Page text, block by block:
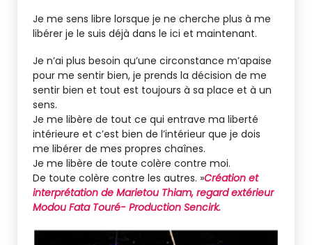
Je me sens libre lorsque je ne cherche plus à me
libérer je le suis déjà dans le ici et maintenant.
Je n’ai plus besoin qu’une circonstance m’apaise
pour me sentir bien, je prends la décision de me
sentir bien et tout est toujours à sa place et à un
sens.
Je me libère de tout ce qui entrave ma liberté
intérieure et c’est bien de l’intérieur que je dois
me libérer de mes propres chaînes.
Je me libère de toute colère contre moi.
De toute colère contre les autres. »Création et
interprétation de Marietou Thiam, regard extérieur
Modou Fata Touré- Production Sencirk.